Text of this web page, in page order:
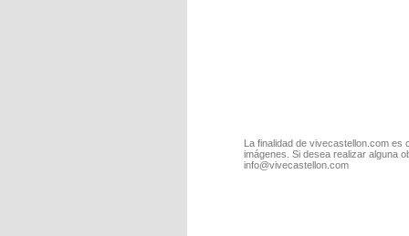
La finalidad de vivecastellon.com
imágenes. Si desea realizar alguna
info@vivecastellon.com